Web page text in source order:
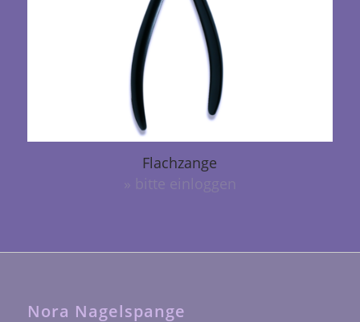
Flachzange
» bitte einloggen
Nora Nagelspange